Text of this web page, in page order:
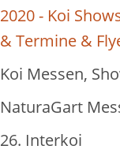
2020 - Koi
& Termine &
Koi Messen,
NaturaGart
26. Interkoi